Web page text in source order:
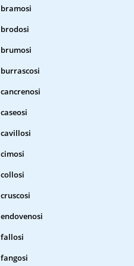
bramosi
brodosi
brumosi
burrascosi
cancrenosi
caseosi
cavillosi
cimosi
collosi
cruscosi
endovenosi
fallosi
fangosi